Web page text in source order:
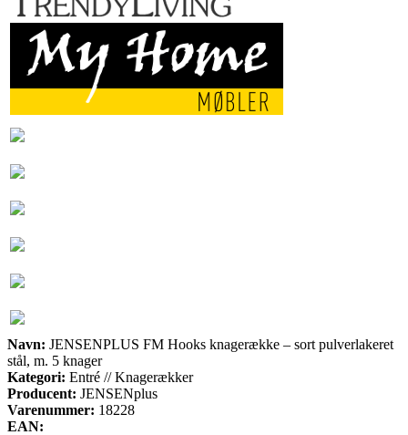
Navn: JENSENPLUS FM Hooks knagerække – sort pulverlakeret
stål, m. 5 knager
Kategori: Entré // Knagerækker
Producent: JENSENplus
Varenummer: 18228
EAN: